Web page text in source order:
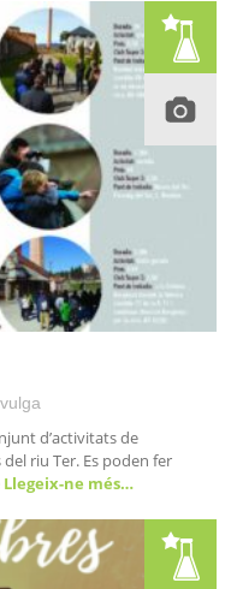
d’activitats de
riu Ter. Es poden fer
Llegeix-ne més…